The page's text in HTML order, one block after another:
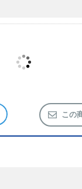
この